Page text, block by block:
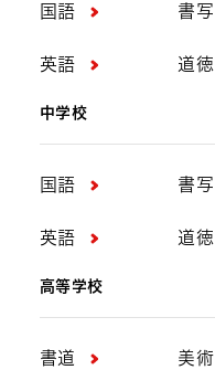
国語 書写
英語 道徳
中学校
国語 書写
英語 道徳
高等学校
書道 美術